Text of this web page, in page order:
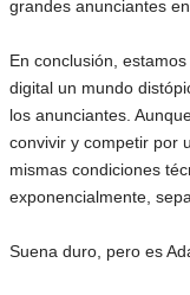
grandes anunciantes
En conclusión,
digital un mundo
los anunciantes.
convivir y competir por
mismas condiciones
exponencialmente,
Suena duro, pero es